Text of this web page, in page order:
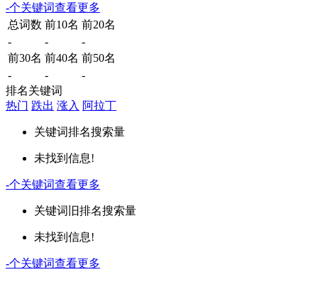
-个关键词查看更多
总词数 前10名 前20名
-
-
-
前30名 前40名 前50名
-
-
-
排名关键词
热门 跌出 涨入 阿拉丁
关键词排名搜索量
未找到信息!
-个关键词查看更多
关键词 旧排名搜索量
未找到信息!
-个关键词查看更多